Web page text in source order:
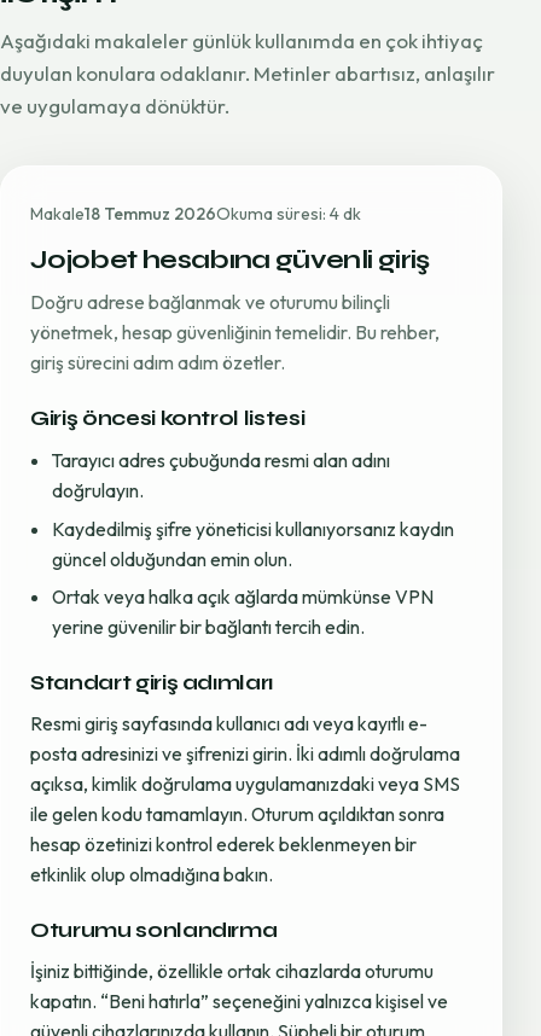
Aşağıdaki makaleler günlük kullanımda en çok ihtiyaç
duyulan konulara odaklanır. Metinler abartısız, anlaşılır
ve uygulamaya dönüktür.
Makale18 Temmuz 2026Okuma süresi: 4 dk
Jojobet hesabına güvenli giriş
Doğru adrese bağlanmak ve oturumu bilinçli
yönetmek, hesap güvenliğinin temelidir. Bu rehber,
giriş sürecini adım adım özetler.
Giriş öncesi kontrol listesi
Tarayıcı adres çubuğunda resmi alan adını
doğrulayın.
Kaydedilmiş şifre yöneticisi kullanıyorsanız kaydın
güncel olduğundan emin olun.
Ortak veya halka açık ağlarda mümkünse VPN
yerine güvenilir bir bağlantı tercih edin.
Standart giriş adımları
Resmi giriş sayfasında kullanıcı adı veya kayıtlı e-
posta adresinizi ve şifrenizi girin. İki adımlı doğrulama
açıksa, kimlik doğrulama uygulamanızdaki veya SMS
ile gelen kodu tamamlayın. Oturum açıldıktan sonra
hesap özetinizi kontrol ederek beklenmeyen bir
etkinlik olup olmadığına bakın.
Oturumu sonlandırma
İşiniz bittiğinde, özellikle ortak cihazlarda oturumu
kapatın. “Beni hatırla” seçeneğini yalnızca kişisel ve